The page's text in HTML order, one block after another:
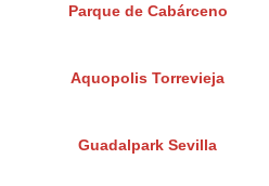
Parque de Cabárceno
Aquopolis Torrevieja
Guadalpark Sevilla